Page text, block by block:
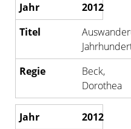
2012
Beck,
Dorothea
2012